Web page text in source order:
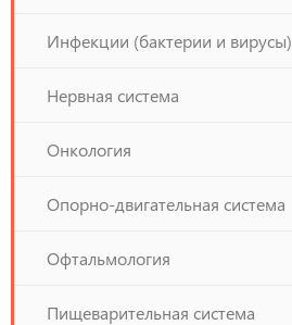
Инфекции (бактерии и вирусы)
Нервная система
Онкология
Опорно-двигательная система
Офтальмология
Пищеварительная система